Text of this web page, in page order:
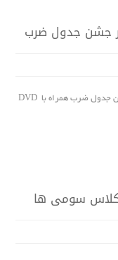
جشن جدول ضرب
کلیپ همخوانی و آموزش و شادی دانش آموزان درجشن جدول ضرب همراه با DVD
سومی ها